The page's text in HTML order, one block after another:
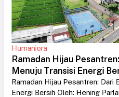
Humaniora
Ramadan Hijau
Menuju Transisi Energi
Ramadan Hijau Pesantren: Dari
Energi Bersih Oleh: Hening